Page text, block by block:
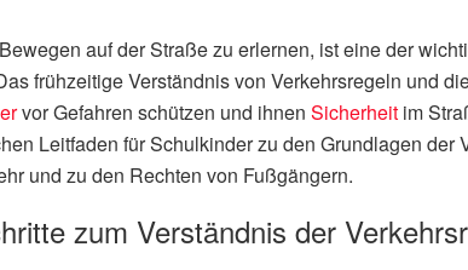
auf der Straße zu erlernen, ist eine der
frühzeitige Verständnis von Verkehrsregeln und
vor Gefahren schützen und ihnen Sicherheit im
Leitfaden für Schulkinder zu den Grundlagen der
und zu den Rechten von Fußgängern.
zum Verständnis der